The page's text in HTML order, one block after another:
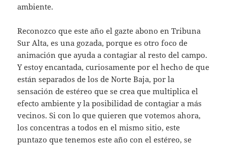
ambiente.
Reconozco que este año el gazte abono en Tribuna
Sur Alta, es una gozada, porque es otro foco de
animación que ayuda a contagiar al resto del campo.
Y estoy encantada, curiosamente por el hecho de que
están separados de los de Norte Baja, por la
sensación de estéreo que se crea que multiplica el
efecto ambiente y la posibilidad de contagiar a más
vecinos. Si con lo que quieren que votemos ahora,
los concentras a todos en el mismo sitio, este
puntazo que tenemos este año con el estéreo, se